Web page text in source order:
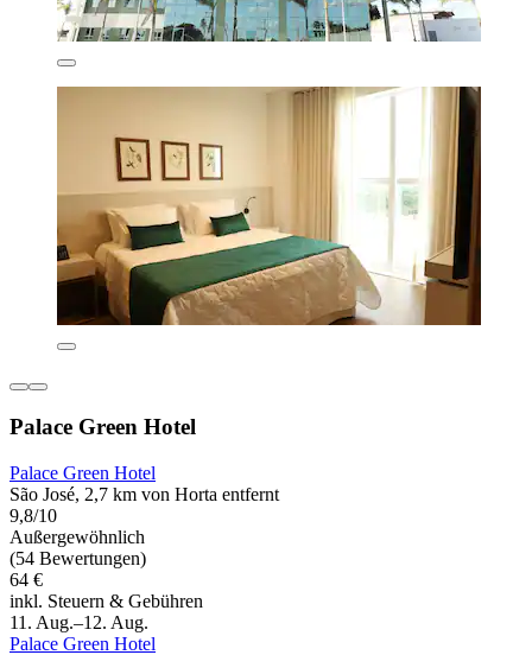
Palace Green Hotel
Palace Green Hotel
São José, 2,7 km von Horta entfernt
9,8/10
Außergewöhnlich
(54 Bewertungen)
64 €
inkl. Steuern & Gebühren
11. Aug.–12. Aug.
Palace Green Hotel